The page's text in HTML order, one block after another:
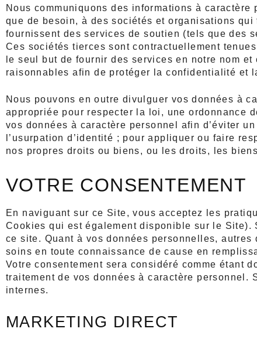
Nous communiquons des informations à
que de besoin, à des sociétés et organisations
fournissent des services de soutien (tels que des
Ces sociétés tierces sont contractuellement
le seul but de fournir des services en notre nom
raisonnables afin de protéger la confidentialité et
Nous pouvons en outre divulguer vos données à
appropriée pour respecter la loi, une ordonnance
vos données à caractère personnel afin d’éviter
l’usurpation d’identité ; pour appliquer ou faire
nos propres droits ou biens, ou les droits, les
VOTRE CONSENTEMENT
En naviguant sur ce Site, vous acceptez les
Cookies qui est également disponible sur le
ce site. Quant à vos données personnelles,
soins en toute connaissance de cause en
Votre consentement sera considéré comme étant
traitement de vos données à caractère personnel.
internes.
MARKETING DIRECT